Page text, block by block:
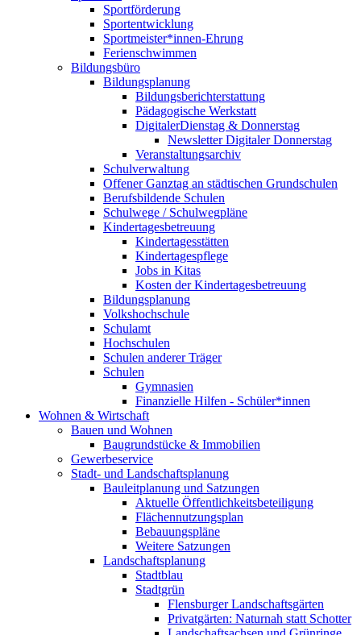
Sportförderung
Sportentwicklung
Sportmeister*innen-Ehrung
Ferienschwimmen
Bildungsbüro
Bildungsplanung
Bildungsberichterstattung
Pädagogische Werkstatt
DigitalerDienstag & Donnerstag
Newsletter Digitaler Donnerstag
Veranstaltungsarchiv
Schulverwaltung
Offener Ganztag an städtischen Grundschulen
Berufsbildende Schulen
Schulwege / Schulwegpläne
Kindertagesbetreuung
Kindertagesstätten
Kindertagespflege
Jobs in Kitas
Kosten der Kindertagesbetreuung
Bildungsplanung
Volkshochschule
Schulamt
Hochschulen
Schulen anderer Träger
Schulen
Gymnasien
Finanzielle Hilfen - Schüler*innen
Wohnen & Wirtschaft
Bauen und Wohnen
Baugrundstücke & Immobilien
Gewerbeservice
Stadt- und Landschaftsplanung
Bauleitplanung und Satzungen
Aktuelle Öffentlichkeitsbeteiligung
Flächennutzungsplan
Bebauungspläne
Weitere Satzungen
Landschaftsplanung
Stadtblau
Stadtgrün
Flensburger Landschaftsgärten
Privatgärten: Naturnah statt Schotter